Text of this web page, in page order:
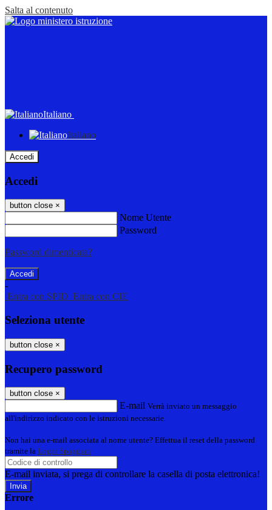
Salta al contenuto
Italiano
Italiano
Accedi
Accedi
button close ×
Nome Utente
Password
Password dimenticata?
-
Entra con SPID Entra con CIE
Seleziona utente
button close ×
Recupero password
button close ×
E-mail Verrà inviato un messaggio
all'indirizzo indicato con le istruzioni necessarie.
Non hai una e-mail associata al nome utente? Effettua il reset della password
tramite la Login Spaggiari
E-mail inviata, si prega di controllare la casella di posta elettronica!
Errore